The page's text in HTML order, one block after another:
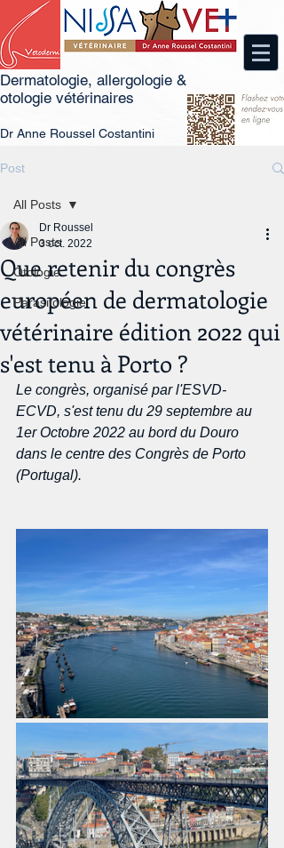
Dermatologie, allergologie &
otologie vétérinaires
Dr Anne Roussel Costantini
Post
All Posts
Otologie
Parasitologie
All Posts
Que retenir du congrès
européen de dermatologie
vétérinaire édition 2022 qui
s'est tenu à Porto ?
Dr Roussel
3 oct. 2022
Le congrès, organisé par l'ESVD-
ECVD, s'est tenu du 29 septembre au
1er Octobre 2022 au bord du Douro
dans le centre des Congrès de Porto
(Portugal).